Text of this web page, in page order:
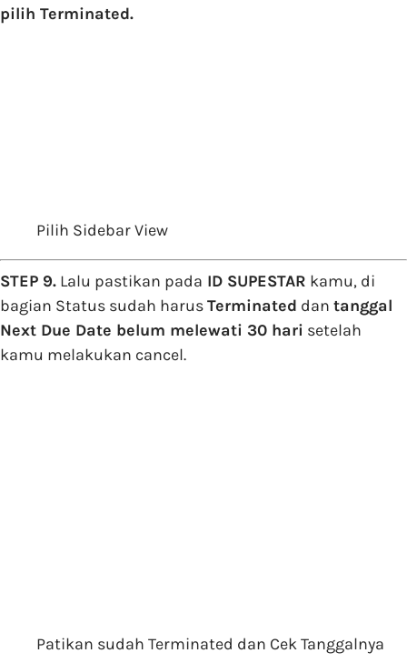
pilih Terminated.
Pilih Sidebar View
STEP 9. Lalu pastikan pada ID SUPESTAR kamu, di
bagian Status sudah harusTerminated dan tanggal
Next Due Date belum melewati 30 hari setelah
kamu melakukan cancel.
Patikan sudah Terminated dan Cek Tanggalnya